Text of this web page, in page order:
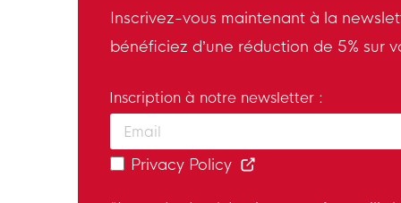
Inscrivez-vous maintenant à la
bénéficiez d’une réduction de 5% sur
Enter your email and accept the
Inscription à notre newsletter :
Privacy Policy